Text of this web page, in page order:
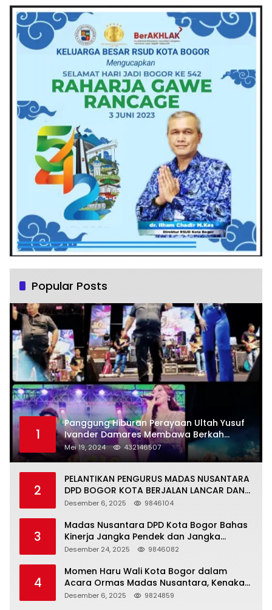
Popular Posts
1
Panggung Hiburan Perayaan Ultah Yusuf
Ivander Damares Membawa Berkah
Warga Kejapanan
Mei 19, 2024 432146507
2
PELANTIKAN PENGURUS MADAS NUSANTARA
DPD BOGOR KOTA BERJALAN LANCAR DAN
KHIDMAT
Desember 6, 2025 9846104
3
Madas Nusantara DPD Kota Bogor Bahas
Kinerja Jangka Pendek dan Jangka
Panjang
Desember 24, 2025 9846082
4
Momen Haru Wali Kota Bogor dalam
Acara Ormas Madas Nusantara, Kenakan
Peci Hitam Tinggi sebagai Simbol
Desember 6, 2025 9824859